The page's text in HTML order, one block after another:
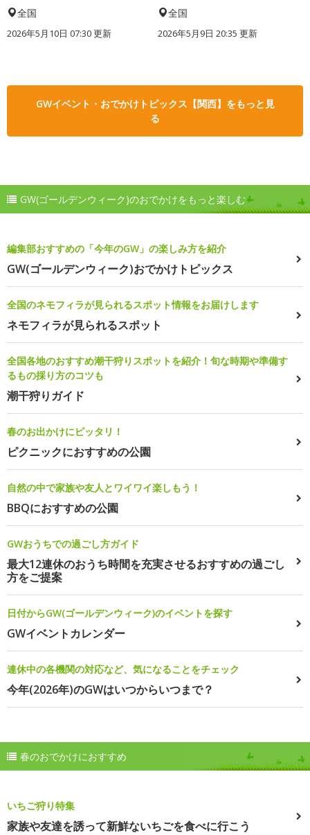
全国
2026年5月10日 07:30 更新
全国
2026年5月9日 20:35 更新
GWイベント・おでかけトピックス【関西】をもっと見
る
GW(ゴールデンウィーク)のおでかけをもっと楽しむ
編集部おすすめの「今年のGW」の楽しみ方を紹介
GW(ゴールデンウィーク)おでかけトピックス
全国のネモフィラが見られるスポット情報をお届けします
ネモフィラが見られるスポット
全国各地のおすすめ潮干狩りスポットを紹介！旬な時期や準備す
るもの採り方のコツも
潮干狩りガイド
春のお出かけにピッタリ！
ピクニックにおすすめの公園
自然の中で家族や友人とワイワイ楽しもう！
BBQにおすすめの公園
GWおうちでの過ごし方ガイド
最大12連休のおうち時間を充実させるおすすめの過ごし
方をご提案
日付からGW(ゴールデンウィーク)のイベントを探す
GWイベントカレンダー
連休中の各機関の対応など、気になることをチェック
今年(2026年)のGWはいつからいつまで？
春のおでかけにおすすめ
いちご狩り特集
家族や友達を誘って新鮮ないちごを食べに行こう